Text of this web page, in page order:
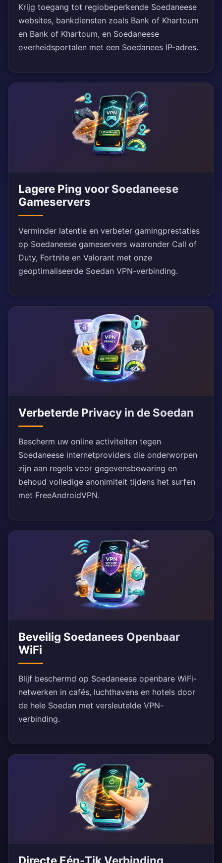
Krijg toegang tot regiobeperkende Soedaneese
websites, bankdiensten zoals Bank of Khartoum
en Bank of Khartoum, en Soedaneese
overheidsportalen met een Soedanees IP-adres.
Lagere Ping voor Soedaneese
Gameservers
Verminder latentie en verbeter gamingprestaties
op Soedaneese gameservers waaronder Call of
Duty, Fortnite en Valorant met onze
geoptimaliseerde Soedan VPN-verbinding.
Verbeterde Privacy in de Soedan
Bescherm uw online activiteiten tegen
Soedaneese internetproviders die onderworpen
zijn aan regels voor gegevensbewaring en
behoud volledige anonimiteit tijdens het surfen
met FreeAndroidVPN.
Beveilig Soedanees Openbaar
WiFi
Blijf beschermd op Soedaneese openbare WiFi-
netwerken in cafés, luchthavens en hotels door
de hele Soedan met versleutelde VPN-
verbinding.